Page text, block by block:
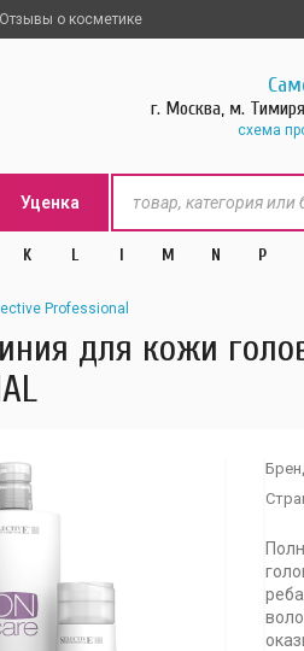
Отзывы о косметике
г. Москва, м.
схема
Уценка
K L l M N P
Professional
для кожи